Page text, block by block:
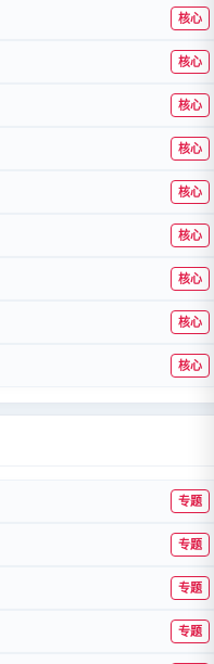
核心
核心
核心
核心
核心
核心
核心
核心
核心
专题
专题
专题
专题